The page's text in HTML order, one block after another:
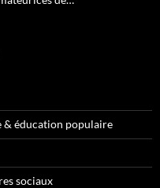
& éducation populaire
sociaux